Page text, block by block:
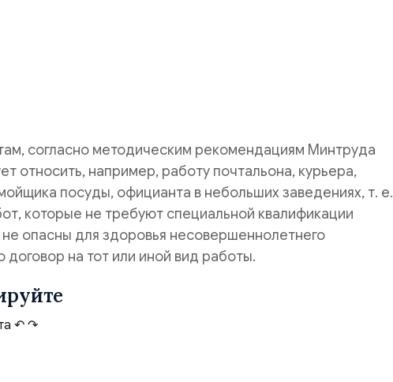
согласно методическим рекомендациям Минтруда
относить, например, работу почтальона, курьера,
посуды, официанта в небольших заведениях, т. е.
которые не требуют специальной квалификации
не опасны для здоровья несовершеннолетнего
договор на тот или иной вид работы.
↶ ↷